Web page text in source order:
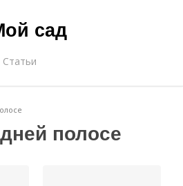
сад
Статьи
полосе